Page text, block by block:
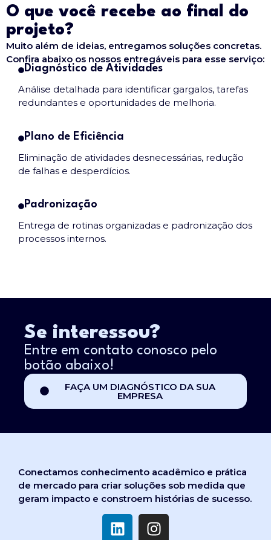
O que você recebe ao final do
projeto?
Muito além de ideias, entregamos soluções concretas.
Confira abaixo os nossos entregáveis para esse serviço:
Diagnóstico de Atividades
Análise detalhada para identificar gargalos, tarefas
redundantes e oportunidades de melhoria.
Plano de Eficiência
Eliminação de atividades desnecessárias, redução
de falhas e desperdícios.
Padronização
Entrega de rotinas organizadas e padronização dos
processos internos.
Se interessou?
Entre em contato conosco pelo
botão abaixo!
FAÇA UM DIAGNÓSTICO DA SUA
EMPRESA
Conectamos conhecimento acadêmico e prática
de mercado para criar soluções sob medida que
geram impacto e constroem histórias de sucesso.